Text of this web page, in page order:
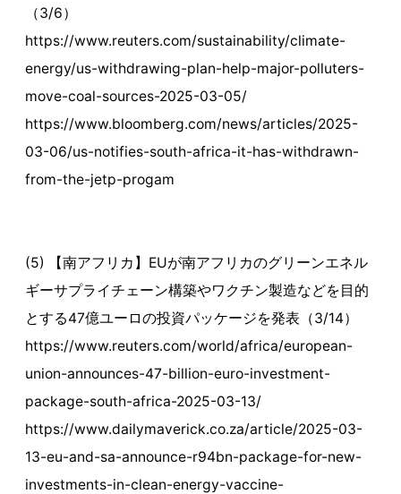
（3/6）
https://www.reuters.com/sustainability/climate-
energy/us-withdrawing-plan-help-major-polluters-
move-coal-sources-2025-03-05/
https://www.bloomberg.com/news/articles/2025-
03-06/us-notifies-south-africa-it-has-withdrawn-
from-the-jetp-progam
(5) 【南アフリカ】EUが南アフリカのグリーンエネル
ギーサプライチェーン構築やワクチン製造などを目的
とする47億ユーロの投資パッケージを発表（3/14）
https://www.reuters.com/world/africa/european-
union-announces-47-billion-euro-investment-
package-south-africa-2025-03-13/
https://www.dailymaverick.co.za/article/2025-03-
13-eu-and-sa-announce-r94bn-package-for-new-
investments-in-clean-energy-vaccine-